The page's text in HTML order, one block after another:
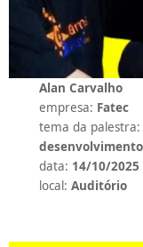
Alan Carvalho
empresa: Fatec
tema da
data: 14/10/2025
local:Auditório